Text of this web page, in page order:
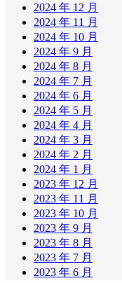
2024 年 12 月
2024 年 11 月
2024 年 10 月
2024 年 9 月
2024 年 8 月
2024 年 7 月
2024 年 6 月
2024 年 5 月
2024 年 4 月
2024 年 3 月
2024 年 2 月
2024 年 1 月
2023 年 12 月
2023 年 11 月
2023 年 10 月
2023 年 9 月
2023 年 8 月
2023 年 7 月
2023 年 6 月